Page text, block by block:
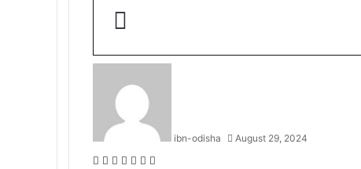
ibn-odisha August 29, 2024
Facebook
Twitter
LinkedIn
Tumblr
Pinterest
Reddit